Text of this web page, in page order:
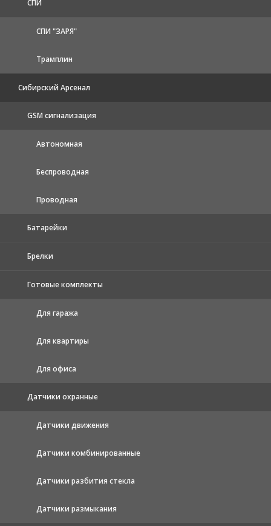
СПИ
СПИ "ЗАРЯ"
Трамплин
Сибирский Арсенал
GSM сигнализация
Автономная
Беспроводная
Проводная
Батарейки
Брелки
Готовые комплекты
Для гаража
Для квартиры
Для офиса
Датчики охранные
Датчики движения
Датчики комбинированные
Датчики разбития стекла
Датчики размыкания